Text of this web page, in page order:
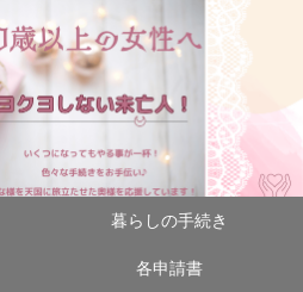
暮らしの手続き
各申請書